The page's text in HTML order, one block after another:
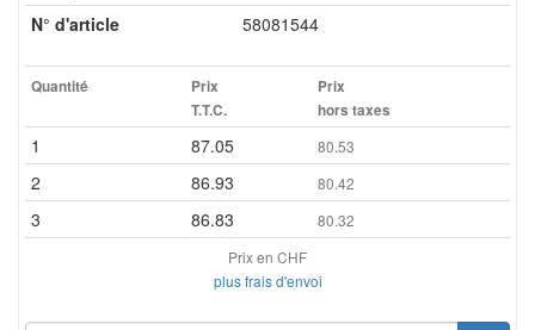
N° d'article
58081544
Quantité
Prix
T.T.C.
Prix
hors taxes
1 87.05 80.53
2 86.93 80.42
3 86.83
80.32
Prix en CHF
plus frais d'envoi